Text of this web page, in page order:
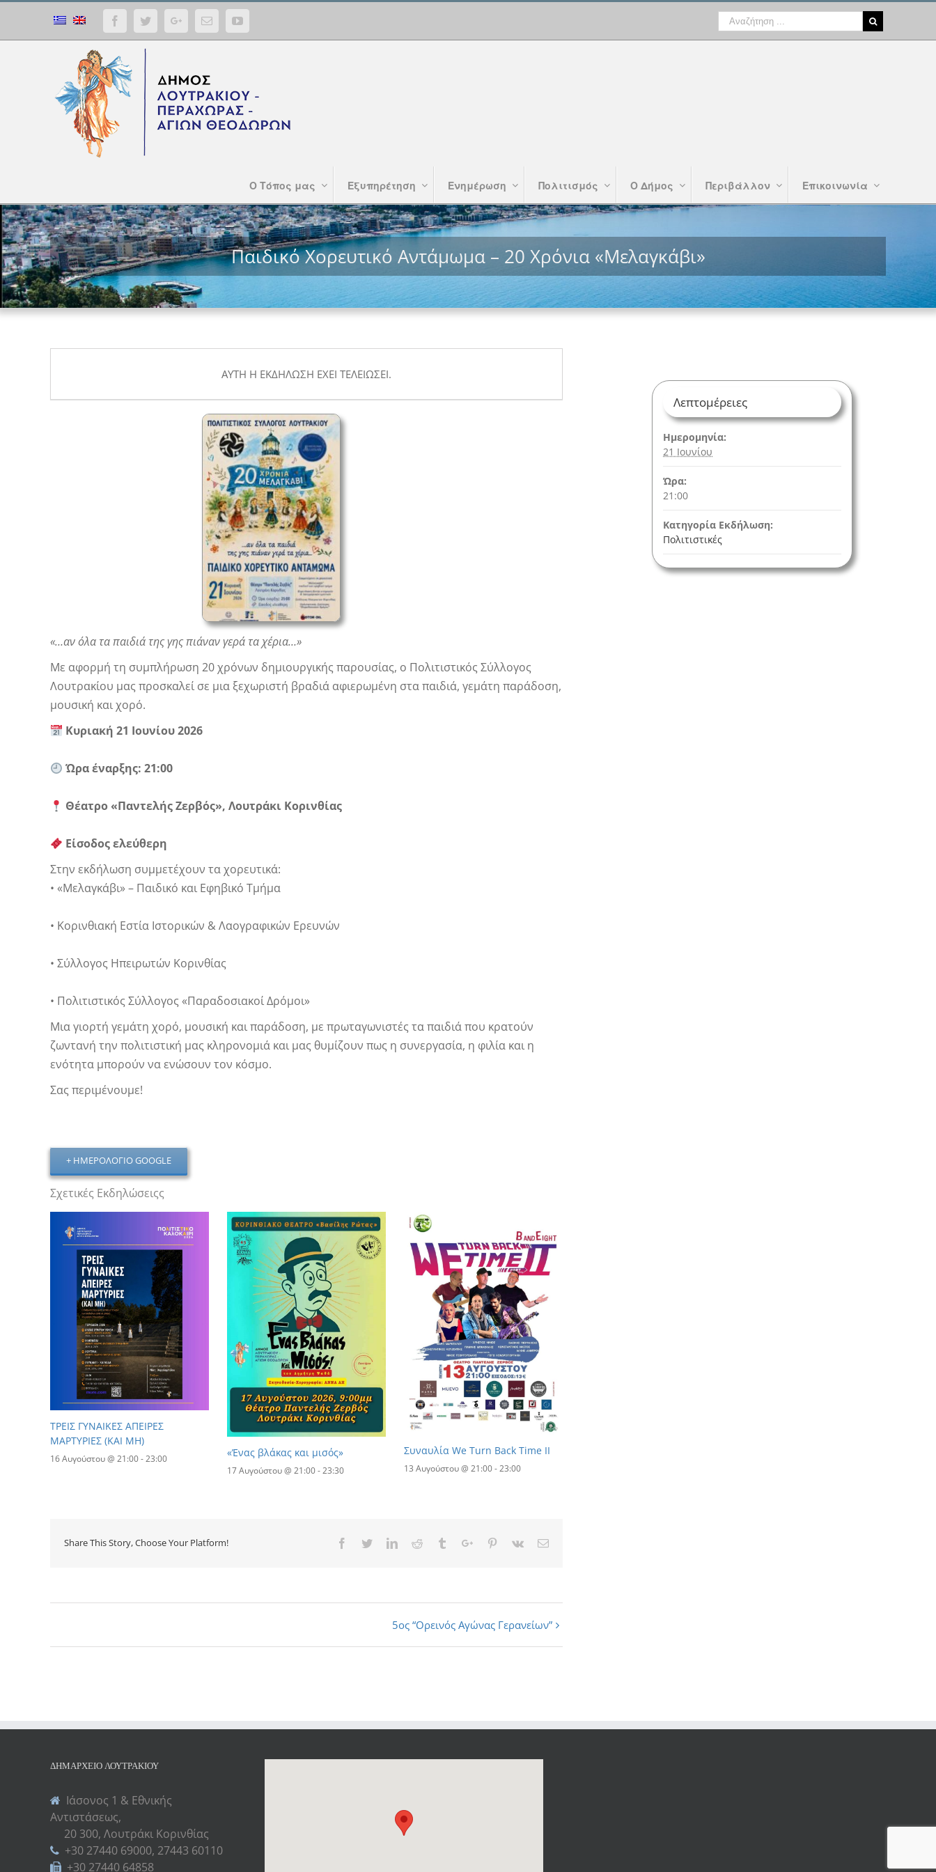
FacebookTwitterGoogle+Email YouTube
Ο Τόπος μας Εξυπηρέτηση Ενημέρωση Πολιτισμός Ο Δήμος Περιβάλλον Επικοινωνία
Παιδικό Χορευτικό Αντάμωμα – 20 Χρόνια «Μελαγκάβι»
ΑΥΤΉ Η ΕΚΔΉΛΩΣΗ ΈΧΕΙ ΤΕΛΕΙΏΣΕΙ.
«…αν όλα τα παιδιά της γης πιάναν γερά τα χέρια…»
Με αφορμή τη συμπλήρωση 20 χρόνων δημιουργικής παρουσίας, ο Πολιτιστικός Σύλλογος
Λουτρακίου μας προσκαλεί σε μια ξεχωριστή βραδιά αφιερωμένη στα παιδιά, γεμάτη παράδοση,
μουσική και χορό.
Κυριακή 21 Ιουνίου 2026
Ώρα έναρξης: 21:00
Θέατρο «Παντελής Ζερβός», Λουτράκι Κορινθίας
Είσοδος ελεύθερη
Στην εκδήλωση συμμετέχουν τα χορευτικά:
• «Μελαγκάβι» – Παιδικό και Εφηβικό Τμήμα
• Κορινθιακή Εστία Ιστορικών & Λαογραφικών Ερευνών
• Σύλλογος Ηπειρωτών Κορινθίας
• Πολιτιστικός Σύλλογος «Παραδοσιακοί Δρόμοι»
Μια γιορτή γεμάτη χορό, μουσική και παράδοση, με πρωταγωνιστές τα παιδιά που κρατούν
ζωντανή την πολιτιστική μας κληρονομιά και μας θυμίζουν πως η συνεργασία, η φιλία και η
ενότητα μπορούν να ενώσουν τον κόσμο.
Σας περιμένουμε!
+ ΗΜΕΡΟΛΌΓΙΟ GOOGLE
Σχετικές Εκδηλώσειςς
ΤΡΕΙΣ ΓΥΝΑΙΚΕΣ ΑΠΕΙΡΕΣ
ΜΑΡΤΥΡΙΕΣ (ΚΑΙ ΜΗ)
16 Αυγούστου @ 21:00-23:00 «Ένας βλάκας και μισός»
17 Αυγούστου @ 21:00-23:30
Συναυλία We Turn Back Time II
13 Αυγούστου @ 21:00-23:00
Share This Story, Choose Your Platform! Facebook
TwitterLinkedinReddit TumblrGoogle+Pinterest
Vk Email
5ος “Ορεινός Αγώνας Γερανείων”
Λεπτομέρειες
Ημερομηνία:
21 Ιουνίου
Ώρα:
21:00
Κατηγορία Εκδήλωση:
Πολιτιστικές
ΔΗΜΑΡΧΕΊΟ ΛΟΥΤΡΑΚΊΟΥ
Ιάσονος 1 & Εθνικής
Αντιστάσεως,
20 300, Λουτράκι Κορινθίας
+30 27440 69000, 27443 60110
+30 27440 64858